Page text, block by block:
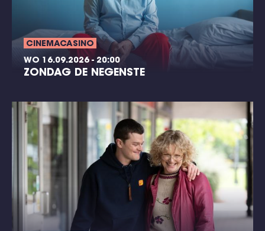
CINEMACASINO
WO 16.09.2026 - 20:00
ZONDAG DE NEGENSTE